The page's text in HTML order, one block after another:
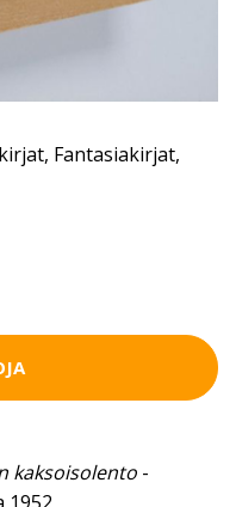
, Fantasiakirjat,
kaksoisolento -